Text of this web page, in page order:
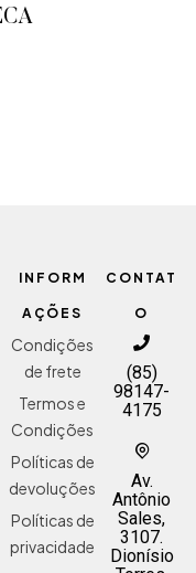
INFORM
AÇÕES
Condições
de frete
Termos e
Condições
Políticas de
devoluções
Políticas de
privacidade
CONTAT
O
(85)
98147-
4175
Av.
Antônio
Sales,
3107.
Dionísio